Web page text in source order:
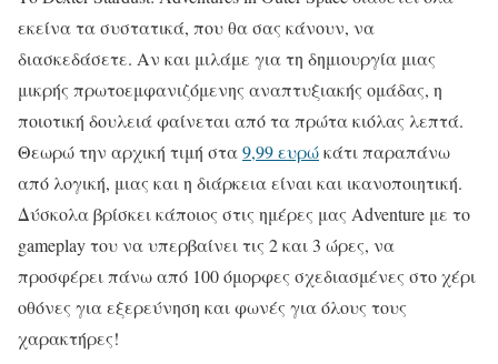
εκείνα τα συστατικά, που θα σας κάνουν, να
διασκεδάσετε. Αν και μιλάμε για τη δημιουργία μιας
μικρής πρωτοεμφανιζόμενης αναπτυξιακής ομάδας, η
ποιοτική δουλειά φαίνεται από τα πρώτα κιόλας λεπτά.
Θεωρώ την αρχική τιμή στα9,99 ευρώκάτι παραπάνω
από λογική, μιας και η διάρκεια είναι και ικανοποιητική.
Δύσκολα βρίσκει κάποιος στις ημέρες μας Adventure με το
gameplay του να υπερβαίνει τις 2 και 3 ώρες, να
προσφέρει πάνω από 100 όμορφες σχεδιασμένες στο χέρι
οθόνες για εξερεύνηση και φωνές για όλους τους
χαρακτήρες!